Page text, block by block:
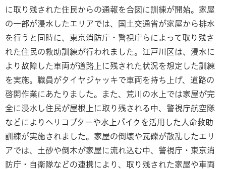
に取り残された住民からの通報を合図に訓練が開始。家屋
の一部が浸水したエリアでは、国土交通省が家屋から排水
を行うと同時に、東京消防庁・警視庁らによって取り残さ
れた住民の救助訓練が行われました。江戸川区は、浸水に
より故障した車両が道路上に残された状況を想定した訓練
を実施。職員がタイヤジャッキで車両を持ち上げ、道路の
啓開作業にあたりました。また、荒川の水上では家屋が完
全に浸水し住民が屋根上に取り残される中、警視庁航空隊
などによりヘリコプターや水上バイクを活用した人命救助
訓練が実施されました。家屋の倒壊や瓦礫が散乱したエリ
アでは、土砂や倒木が家屋に流れ込む中、警視庁・東京消
防庁・自衛隊などの連携により、取り残された家屋や車両